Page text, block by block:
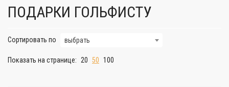
ПОДАРКИ ГОЛЬФИСТУ
Сортировать по выбрать
Показать на странице: 20 50 100